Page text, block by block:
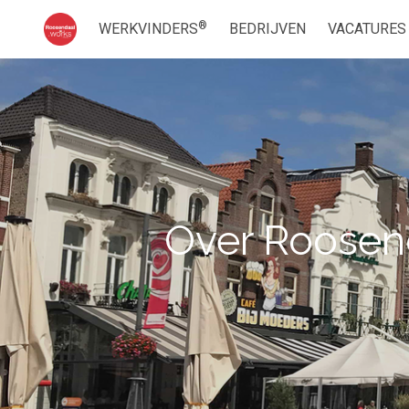
WERKVINDERS® BEDRIJVEN VACATURES
Over